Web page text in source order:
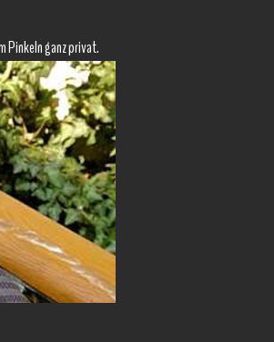
Pinkeln ganz privat.